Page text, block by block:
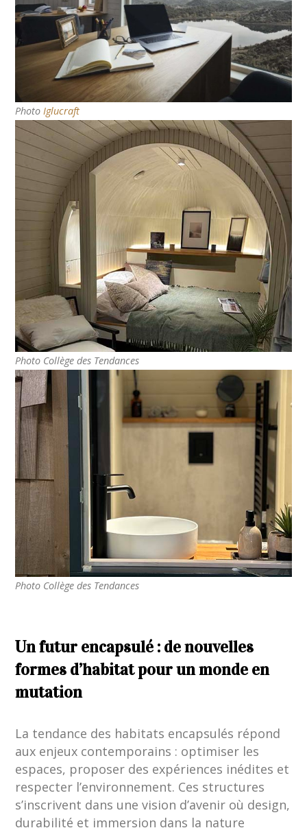
PhotoIglucraft
Photo Collège des Tendances
Photo Collège des Tendances
Un futur encapsulé : de nouvelles
formes d’habitat pour un monde en
mutation
La tendance des habitats encapsulés répond
aux enjeux contemporains : optimiser les
espaces, proposer des expériences inédites et
respecter l’environnement. Ces structures
s’inscrivent dans une vision d’avenir où design,
durabilité et immersion dans la nature